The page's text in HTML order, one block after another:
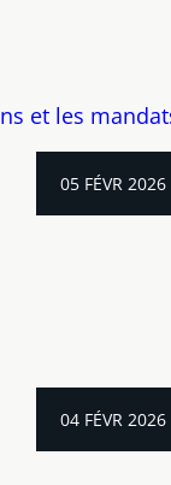
et les
05 FÉVR 2026
04 FÉVR 2026